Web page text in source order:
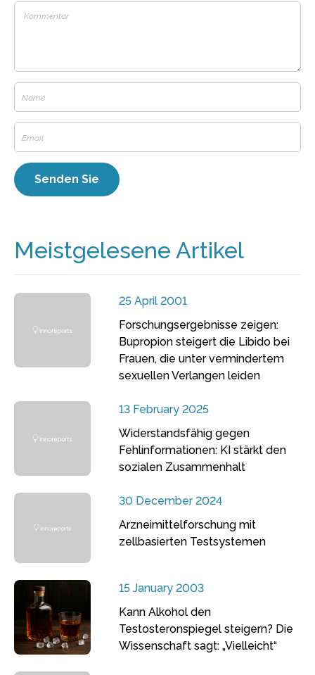
Meistgelesene Artikel
25 April 2001
Forschungsergebnisse zeigen:
Bupropion steigert die Libido bei
Frauen, die unter vermindertem
sexuellen Verlangen leiden
13 February 2025
Widerstandsfähig gegen
Fehlinformationen: KI stärkt den
sozialen Zusammenhalt
30 December 2024
Arzneimittelforschung mit
zellbasierten Testsystemen
15 January 2003
Kann Alkohol den
Testosteronspiegel steigern? Die
Wissenschaft sagt: „Vielleicht“